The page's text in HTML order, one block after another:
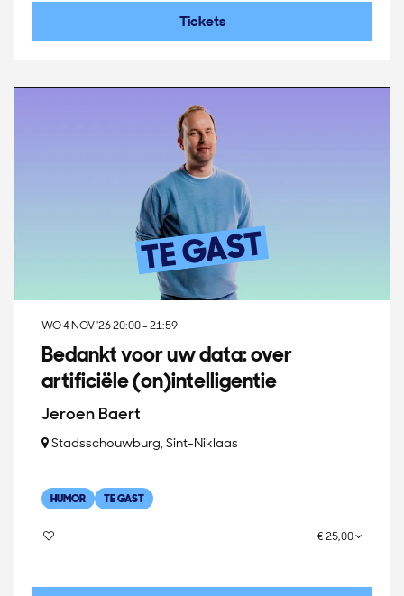
Tickets
Bedankt voor uw data: over
artificiële (on)intelligentie
Jeroen Baert
WO 4 NOV '2620:00 - 21:59
Stadsschouwburg, Sint-Niklaas
HUMOR TE GAST
€ 25,00